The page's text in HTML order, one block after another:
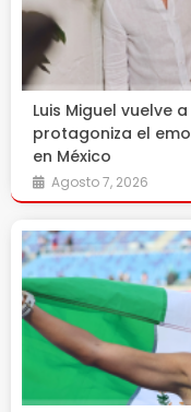
Luis Miguel vuelve
protagoniza el
en México
Agosto 7, 2026